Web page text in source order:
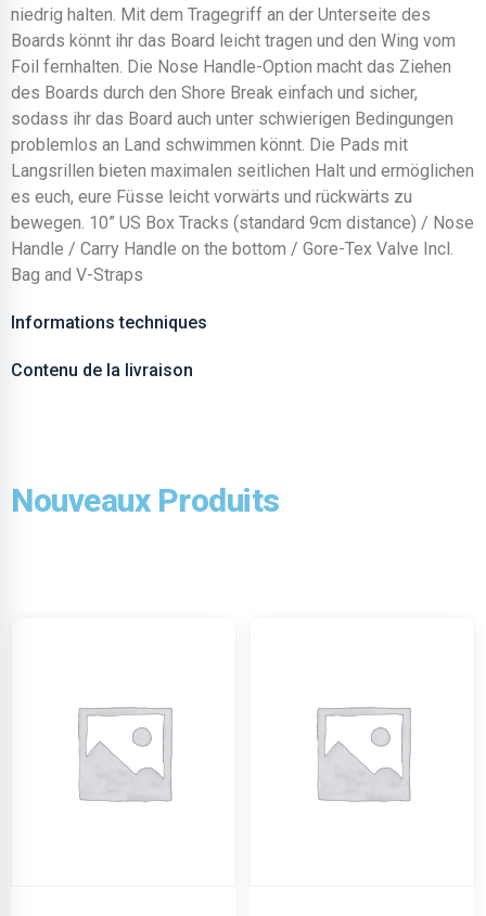
niedrig halten. Mit dem Tragegriff an der Unterseite des
Boards könnt ihr das Board leicht tragen und den Wing vom
Foil fernhalten. Die Nose Handle-Option macht das Ziehen
des Boards durch den Shore Break einfach und sicher,
sodass ihr das Board auch unter schwierigen Bedingungen
problemlos an Land schwimmen könnt. Die Pads mit
Langsrillen bieten maximalen seitlichen Halt und ermöglichen
es euch, eure Füsse leicht vorwärts und rückwärts zu
bewegen. 10” US Box Tracks (standard 9cm distance) / Nose
Handle / Carry Handle on the bottom / Gore-Tex Valve Incl.
Bag and V-Straps
Informations techniques
Contenu de la livraison
Nouveaux Produits